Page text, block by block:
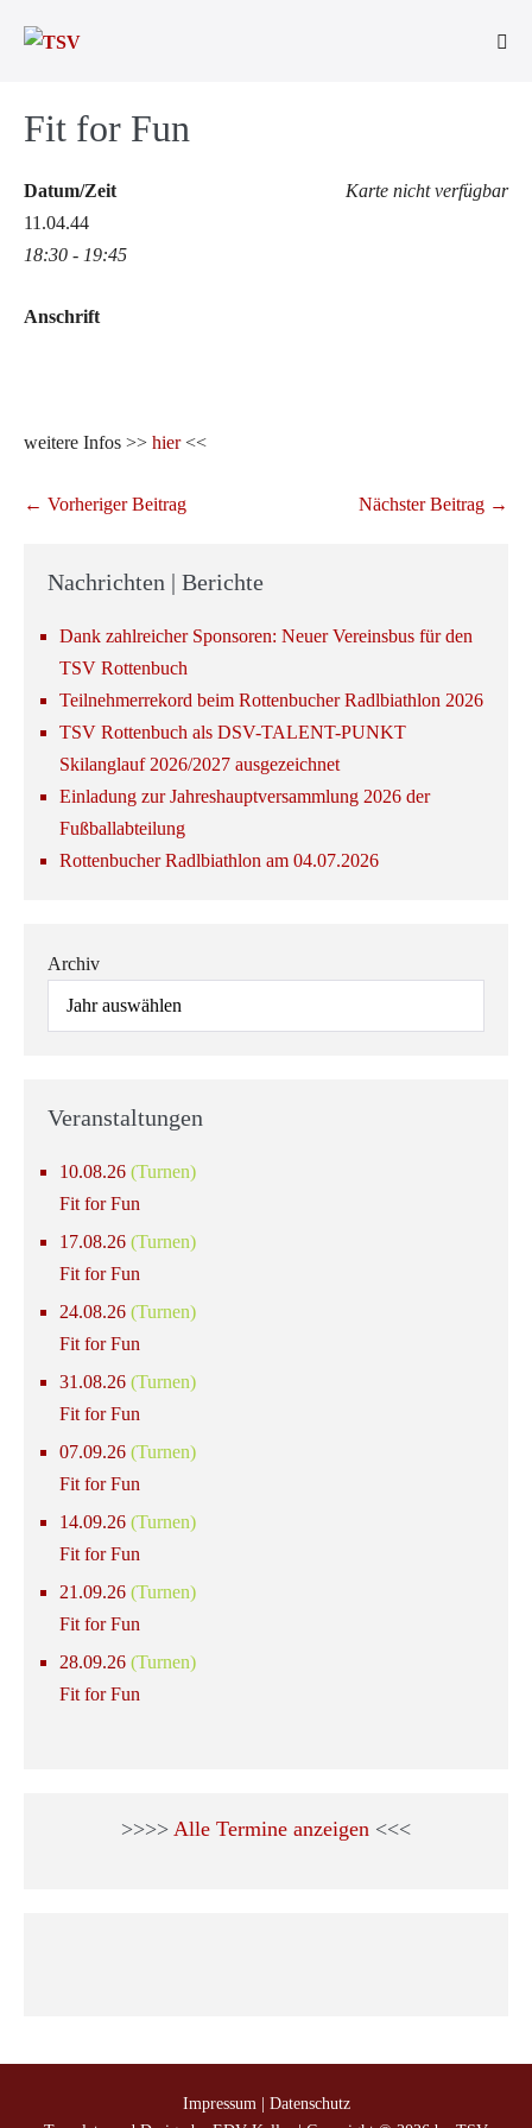
Inhalt
Fit for Fun
Karte nicht verfügbar
Datum/Zeit
11.04.44
18:30 - 19:45
Anschrift
weitere Infos >> hier<<
Beitragsnavigation
← Vorheriger Beitrag Nächster Beitrag →
Nachrichten | Berichte
Dank zahlreicher Sponsoren: Neuer Vereinsbus für den
TSV Rottenbuch
Teilnehmerrekord beim Rottenbucher Radlbiathlon 2026
TSV Rottenbuch als DSV-TALENT-PUNKT
Skilanglauf 2026/2027 ausgezeichnet
Einladung zur Jahreshauptversammlung 2026 der
Fußballabteilung
Rottenbucher Radlbiathlon am 04.07.2026
Archiv
Veranstaltungen
10.08.26 (Turnen)
Fit for Fun
17.08.26 (Turnen)
Fit for Fun
24.08.26 (Turnen)
Fit for Fun
31.08.26 (Turnen)
Fit for Fun
07.09.26 (Turnen)
Fit for Fun
14.09.26 (Turnen)
Fit for Fun
21.09.26 (Turnen)
Fit for Fun
28.09.26 (Turnen)
Fit for Fun
>>>> Alle Termine anzeigen <<<
Impressum
Datenschutz